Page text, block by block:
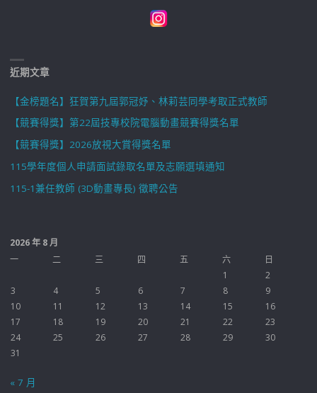
近期文章
【金榜題名】狂賀第九屆郭冠妤、林莉芸同學考取正式教師
【競賽得獎】第22屆技專校院電腦動畫競賽得獎名單
【競賽得獎】2026放視大賞得獎名單
115學年度個人申請面試錄取名單及志願選填通知
115-1兼任教師 (3D動畫專長) 徵聘公告
2026 年 8 月
一
二 三 四 五 六
日
1
2
3
4 5 6 7 8
9
10
11 12 13 14 15
16
17
18 19 20 21 22
23
24
25 26 27 28 29
30
31
« 7 月